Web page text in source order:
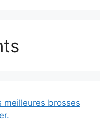
meilleures brosses